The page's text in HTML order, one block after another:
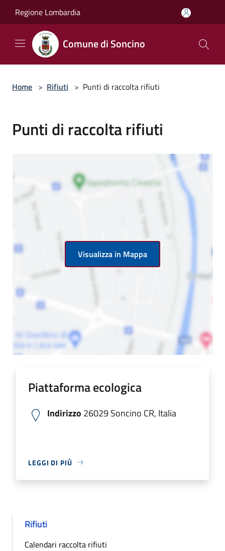
Regione Lombardia
Comune di Soncino
Home > Rifiuti > Punti di raccolta rifiuti
Punti di raccolta rifiuti
Visualizza in Mappa
Piattaforma ecologica
Indirizzo 26029 Soncino CR, Italia
LEGGI DI PIÙ
Rifiuti
Calendari raccolta rifiuti